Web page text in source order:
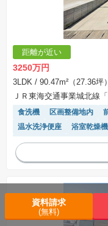
資料請求
(無料)
距離が近い
3250万円
3LDK / 90.47m²（27.36坪）
ＪＲ東海交通事業城北線
食洗機 区画整備地内
温水洗浄便座
浴室乾燥機
モニター付きインターホン
対面キッチン
接